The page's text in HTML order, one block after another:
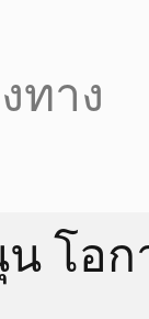
ทาง
โอก